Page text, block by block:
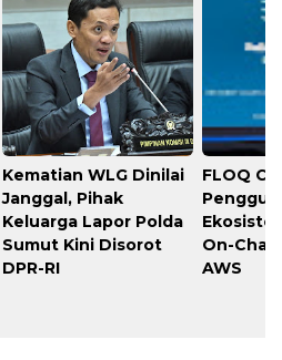
Kematian WLG Dinilai
Janggal, Pihak
Keluarga Lapor Polda
Sumut Kini Disorot
DPR-RI
FLOQ
On-
AWS